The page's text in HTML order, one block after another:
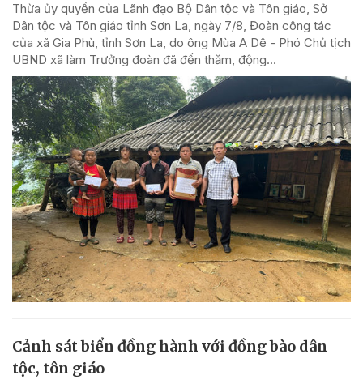
Thừa ủy quyền của Lãnh đạo Bộ Dân tộc và Tôn giáo, Sở
Dân tộc và Tôn giáo tỉnh Sơn La, ngày 7/8, Đoàn công tác
của xã Gia Phù, tỉnh Sơn La, do ông Mùa A Dê - Phó Chủ tịch
UBND xã làm Trưởng đoàn đã đến thăm, động...
Cảnh sát biển đồng hành với đồng bào dân
tộc, tôn giáo